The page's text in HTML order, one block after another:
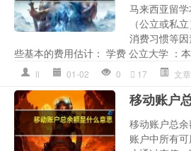
马来西亚留
（公立或私
消费习惯等
些基本的费用估计： 学费 公立大学 ：
ll 01-02 0 17 文
移动账户
移动账户总
账户中所有